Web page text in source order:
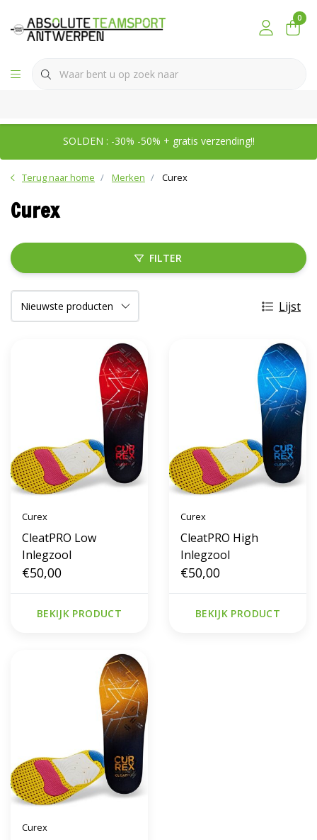
0
SOLDEN : -30% -50% + gratis verzending!!
Terug naar home Merken Curex
Curex
FILTER
Lijst
Curex
CleatPRO Low
Inlegzool
€50,00
BEKIJK PRODUCT
Curex
CleatPRO High
Inlegzool
€50,00
BEKIJK PRODUCT
Curex